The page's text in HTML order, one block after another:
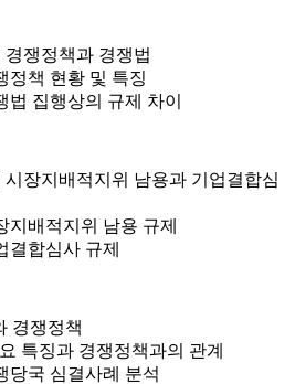
쟁정책과 경쟁법
정책 현황 및 특징
법 집행상의 규제 차이
장지배적지위 남용과 기업결합심
지배적지위 남용 규제
결합심사 규제
경쟁정책
특징과 경쟁정책과의 관계
당국 심결사례 분석